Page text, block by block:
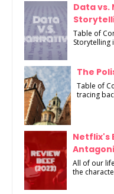
Data vs.
Table of
Storytelling
The
Table of
tracing
Netflix's
All of our
the